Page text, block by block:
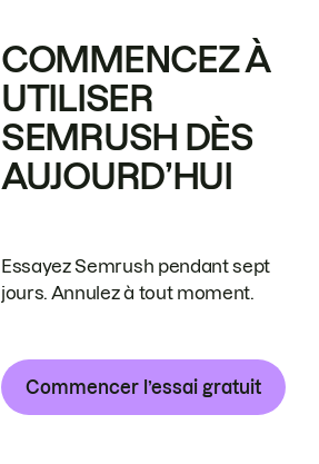
COMMENCEZ À
UTILISER
SEMRUSH DÈS
AUJOURD’HUI
Essayez Semrush pendant sept
jours. Annulez à tout moment.
Commencer l’essai gratuit